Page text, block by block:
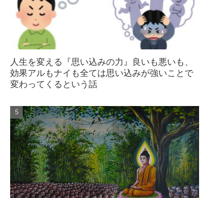
人生を変える『思い込みの力』良いも悪いも、
効果アルもナイも全ては思い込みが強いことで
変わってくるという話